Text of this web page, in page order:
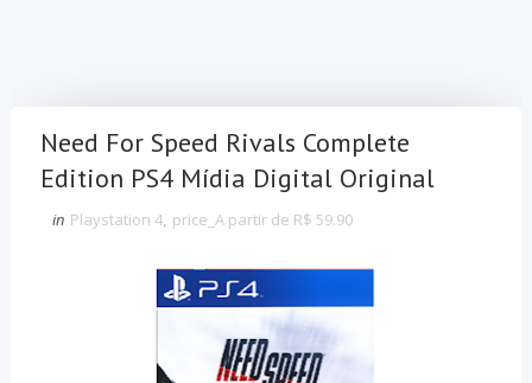
Need For Speed Rivals Complete
Edition PS4 Mídia Digital Original
in Playstation 4, price_A partir de R$ 59.90